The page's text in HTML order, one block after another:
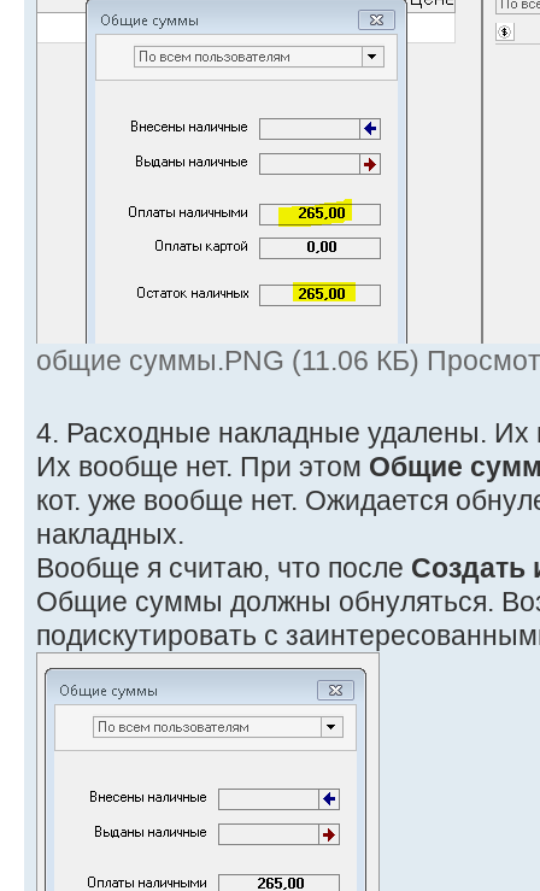
общие суммы.PNG (11.06 КБ)
4. Расходные накладные удалены. Их
Их вообще нет. При этом Общие
кот. уже вообще нет. Ожидается
накладных.
Вообще я считаю, что после Создать
Общие суммы должны обнуляться.
подискутировать с